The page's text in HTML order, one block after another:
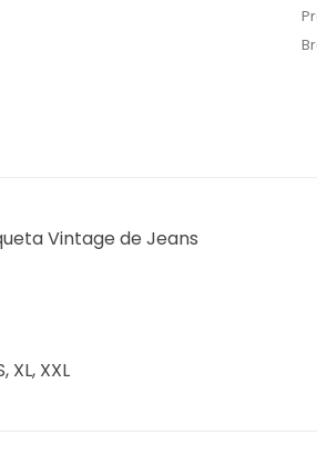
Vintage de Jeans
XL, XXL